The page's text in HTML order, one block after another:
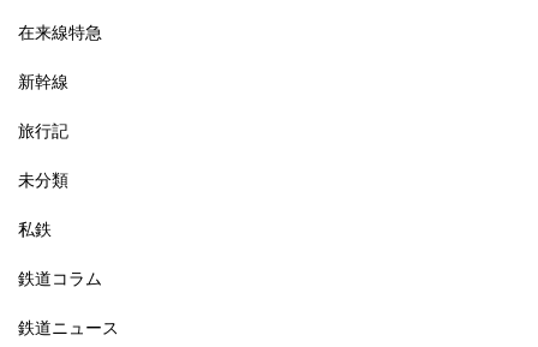
在来線特急
新幹線
旅行記
未分類
私鉄
鉄道コラム
鉄道ニュース